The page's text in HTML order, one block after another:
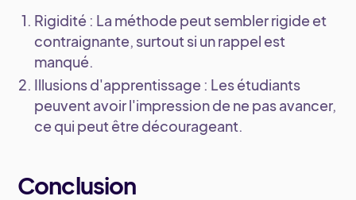
Rigidité : La méthode peut sembler rigide et
contraignante, surtout si un rappel est
manqué.
Illusions d'apprentissage : Les étudiants
peuvent avoir l'impression de ne pas avancer,
ce qui peut être décourageant.
Conclusion